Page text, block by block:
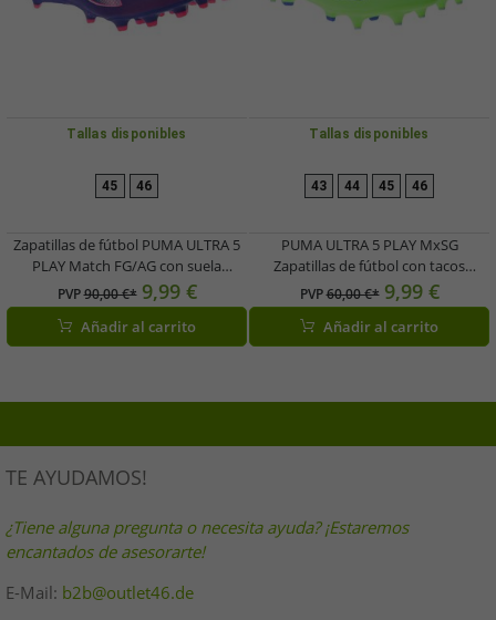
Tallas disponibles
45 46
Zapatillas de fútbol PUMA ULTRA 5
PLAY Match FG/AG con suela
SPEEDSYSTEM Zapatillas de
entrenamiento con diseño de tacos
FastTrax Zapatillas deportivas
Zapatillas con cordones Accesorios
PVP90,00 €* 9,99 €
Añadir al carrito
Tallas disponibles
43 44 45 46
PUMA ULTRA 5 PLAY MxSG
Zapatillas de fútbol con tacos
metálicos fijos Zapatillas de
entrenamiento Zapatillas deportivas
Zapatillas con cordones Accesorios
de fitness 107904 03 Verde
PVP60,00 €* 9,99 €
Añadir al carrito
TE AYUDAMOS!
¿Tiene alguna pregunta o necesita ayuda? ¡Estaremos
encantados de asesorarte!
E-Mail: b2b@outlet46.de